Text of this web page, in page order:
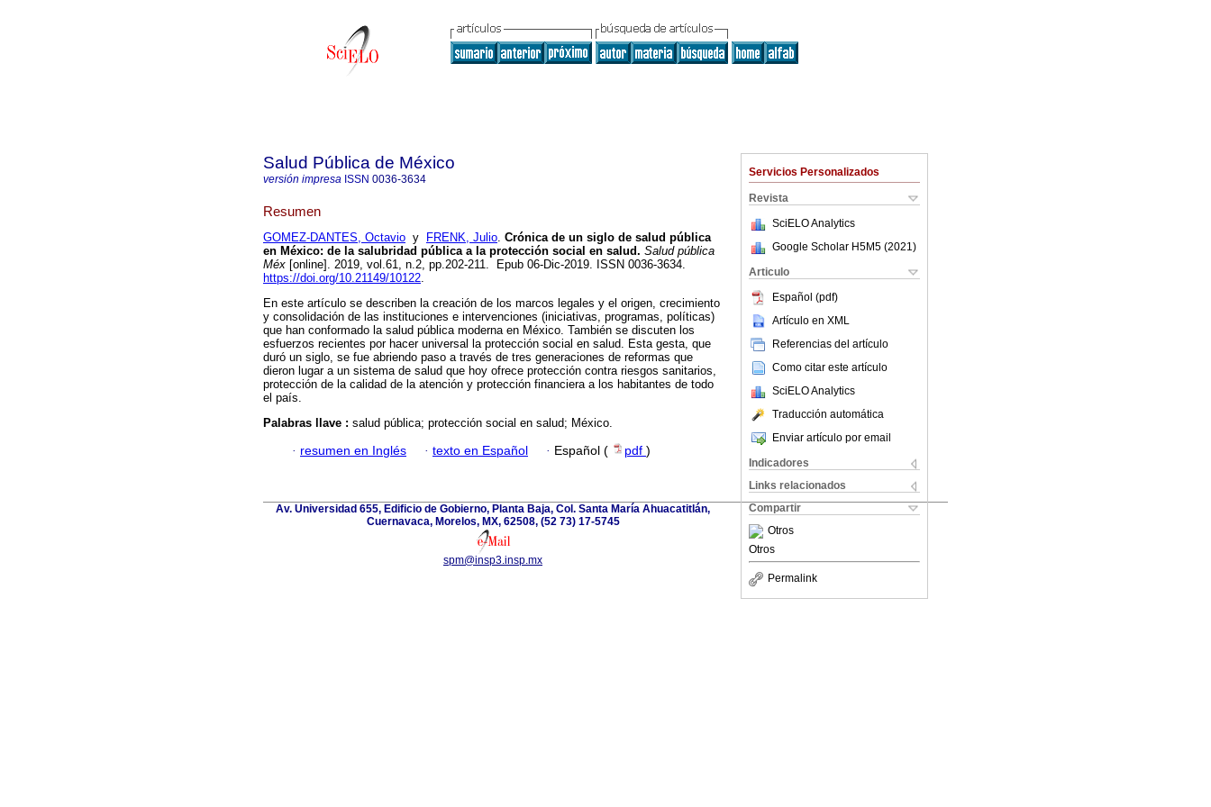
Servicios Personalizados
Revista
SciELO Analytics
Google Scholar H5M5 (2021 )
Articulo
Español (pdf)
Artículo en XML
Referencias del artículo
Como citar este artículo
SciELO Analytics
Traducción automática
Enviar artículo por email
Indicadores
Links relacionados
Compartir
Otros
Otros
Permalink
Salud Pública de México
versión impresa ISSN 0036-3634
Resumen
GOMEZ-DANTES, Octavio y FRENK, Julio. Crónica de un siglo de salud pública
en México: de la salubridad pública a la protección social en salud. Salud pública
Méx [online]. 2019, vol.61, n.2, pp.202-211. Epub 06-Dic-2019. ISSN 0036-3634.
https://doi.org/10.21149/10122.
En este artículo se describen la creación de los marcos legales y el origen, crecimiento
y consolidación de las instituciones e intervenciones (iniciativas, programas, políticas)
que han conformado la salud pública moderna en México. También se discuten los
esfuerzos recientes por hacer universal la protección social en salud. Esta gesta, que
duró un siglo, se fue abriendo paso a través de tres generaciones de reformas que
dieron lugar a un sistema de salud que hoy ofrece protección contra riesgos sanitarios,
protección de la calidad de la atención y protección financiera a los habitantes de todo
el país.
Palabras llave : salud pública; protección social en salud; México.
· resumen en Inglés · texto en Español · Español ( pdf )
Av. Universidad 655, Edificio de Gobierno, Planta Baja, Col. Santa María Ahuacatitlán,
Cuernavaca, Morelos, MX, 62508, (52 73) 17-5745
spm@insp3.insp.mx